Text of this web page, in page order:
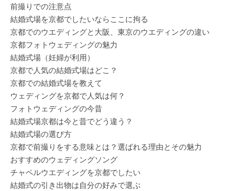
前撮りでの注意点
結婚式場を京都でしたいならここに拘る
京都でのウエディングと大阪、東京のウエディングの違い
京都フォトウェディングの魅力
結婚式場（妊婦が利用）
京都で人気の結婚式場はどこ？
京都での結婚式場を教えて
ウェディングを京都で人気は何？
フォトウェディングの今昔
結婚式場京都は今と昔でどう違う？
結婚式場の選び方
京都で前撮りをする意味とは？選ばれる理由とその魅力
おすすめのウェディングソング
チャペルウエディングを京都でしたい
結婚式の引き出物は自分の好みで選ぶ